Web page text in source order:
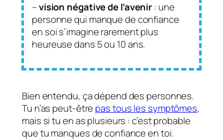
–vision négative de l’avenir : une
personne qui manque de confiance
en soi s’imagine rarement plus
heureuse dans 5 ou 10 ans.
Bien entendu, ça dépend des personnes.
Tu n’as peut-être pas tous les symptômes,
mais si tu en as plusieurs : c’est probable
que tu manques de confiance en toi.